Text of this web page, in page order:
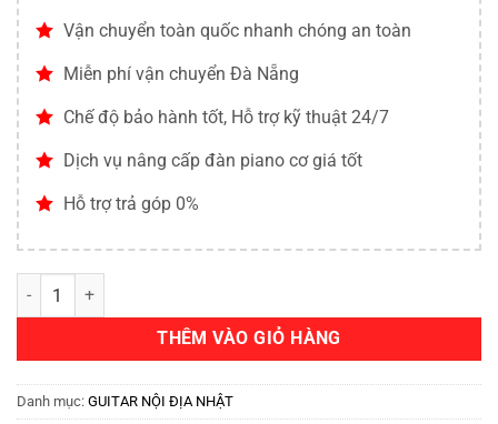
Vận chuyển toàn quốc nhanh chóng an toàn
Miễn phí vận chuyển Đà Nẵng
Chế độ bảo hành tốt, Hỗ trợ kỹ thuật 24/7
Dịch vụ nâng cấp đàn piano cơ giá tốt
Hỗ trợ trả góp 0%
THÊM VÀO GIỎ HÀNG
Danh mục: GUITAR NỘI ĐỊA NHẬT